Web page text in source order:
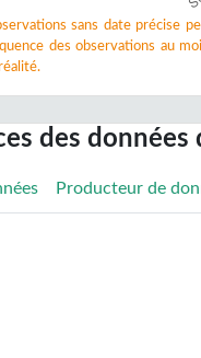
sans date précise
des observations au
des données
Producteur de